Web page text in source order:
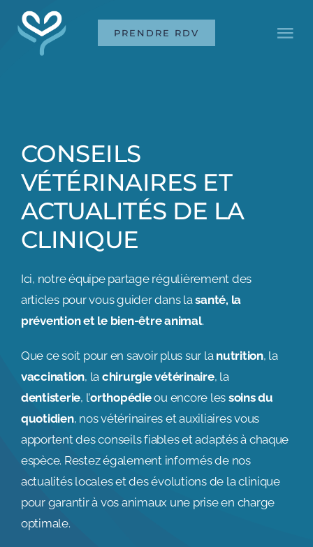
Passer
PRENDRE RDV
BOUTIQUE
PRENDRE RDV
CONSEILS
VÉTÉRINAIRES ET
ACTUALITÉS DE LA
CLINIQUE
Ici, notre équipe partage régulièrement des
articles pour vous guider dans lasanté, la
prévention et le bien-être animal.
Que ce soit pour en savoir plus sur la nutrition, la
vaccination, la chirurgie vétérinaire, la
dentisterie, l’orthopédieou encore les soins du
quotidien, nos vétérinaires et auxiliaires vous
apportent des conseils fiables et adaptés à chaque
espèce. Restez également informés de nos
actualités locales et des évolutions de la clinique
pour garantir à vos animaux une prise en charge
optimale.